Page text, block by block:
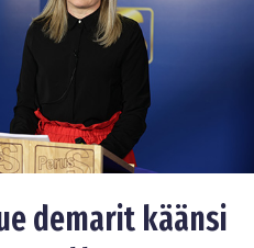
demarit käänsi